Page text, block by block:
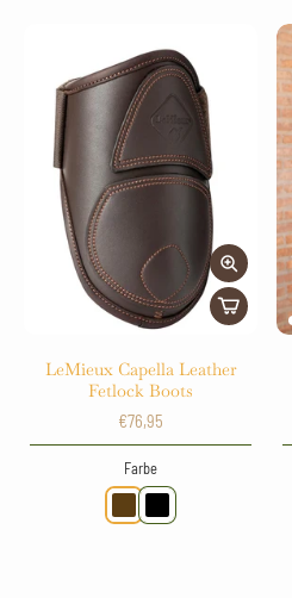
LeMieux Capella Leather
Fetlock Boots
€76,95
Farbe